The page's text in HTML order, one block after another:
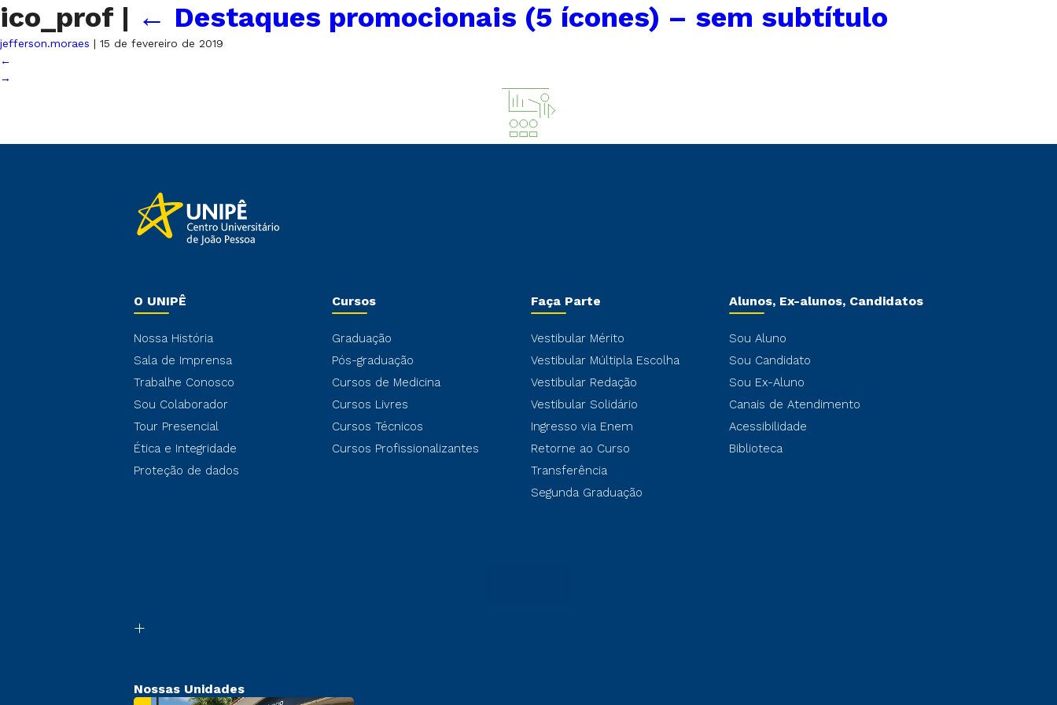
ico_prof | ← Destaques promocionais (5 ícones) – sem subtítulo
jefferson.moraes | 15 de fevereiro de 2019
←
→
O UNIPÊ
Nossa História
Sala de Imprensa
Trabalhe Conosco
Sou Colaborador
Tour Presencial
Ética e Integridade
Proteção de dados
Cursos
Graduação
Pós-graduação
Cursos de Medicina
Cursos Livres
Cursos Técnicos
Cursos Profissionalizantes
Faça Parte
Vestibular Mérito
Vestibular Múltipla Escolha
Vestibular Redação
Vestibular Solidário
Ingresso via Enem
Retorne ao Curso
Transferência
Segunda Graduação
Alunos, Ex-alunos, Candidatos
Sou Aluno
Sou Candidato
Sou Ex-Aluno
Canais de Atendimento
Acessibilidade
Biblioteca
Nossas Unidades